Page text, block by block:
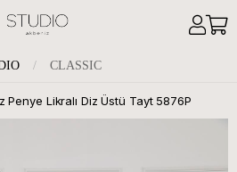
/ CLASSIC
Penye Likralı Diz Üstü Tayt 5876P